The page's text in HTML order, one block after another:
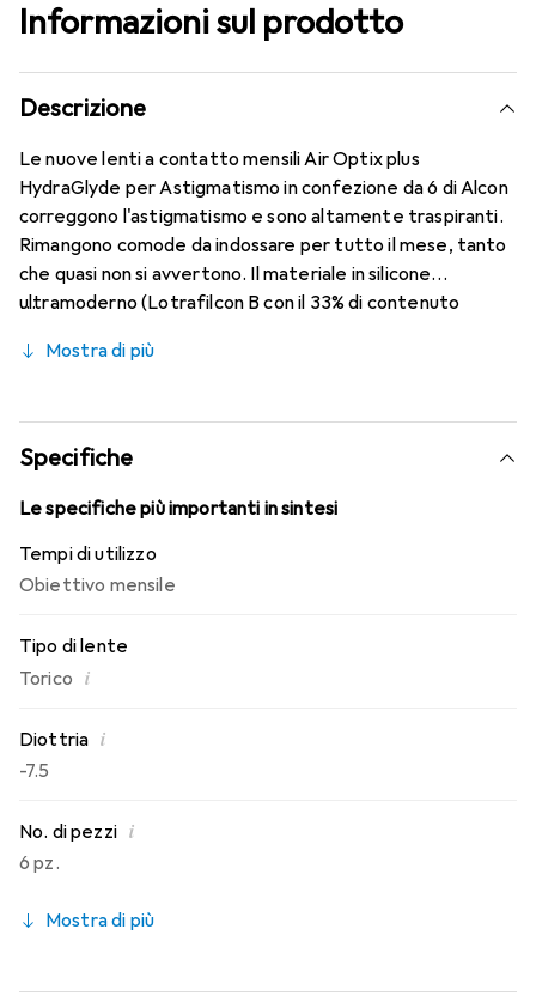
Informazioni sul prodotto
Descrizione
Le nuove lenti a contatto mensili Air Optix plus
HydraGlyde per Astigmatismo in confezione da 6 di Alcon
correggono l'astigmatismo e sono altamente traspiranti.
Rimangono comode da indossare per tutto il mese, tanto
che quasi non si avvertono. Il materiale in silicone
ultramoderno (Lotrafilcon B con il 33% di contenuto
Moisture Matrix e la nota tecnologia SmartShield,
conosci. Un comfort duraturo e senza interruzioni per
tutto il giorno con le lenti mensili.
Mostra di più
Specifiche
Le specifiche più importanti in sintesi
Tempi di utilizzo
Obiettivo mensile
Tipo di lente
Torico i
Diottria i
-7.5
No. di pezzi i
6 pz.
Mostra di più